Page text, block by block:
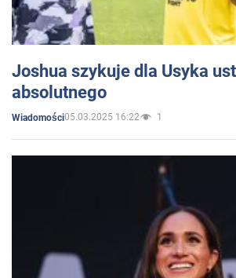
Joshua szykuje dla Usyka
absolutnego
Wiadomości05.03.2025 16:22 1